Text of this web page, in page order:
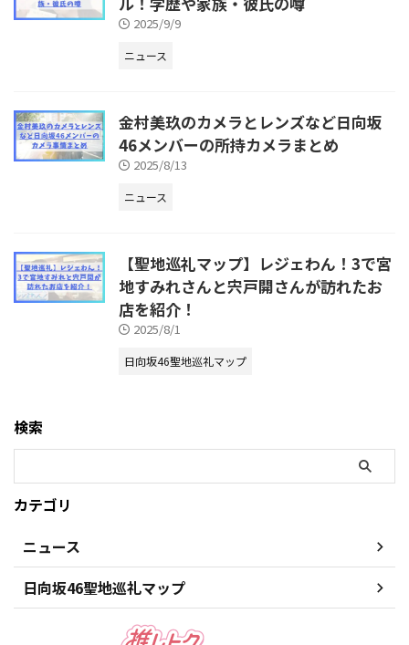
2025/9/9
ニュース
金村美玖のカメラとレンズなど日向坂
46メンバーの所持カメラまとめ
2025/8/13
ニュース
【聖地巡礼マップ】レジェわん！3で宮
地すみれさんと宍戸開さんが訪れたお
店を紹介！
2025/8/1
日向坂46聖地巡礼マップ
検索
カテゴリ
ニュース
日向坂46聖地巡礼マップ